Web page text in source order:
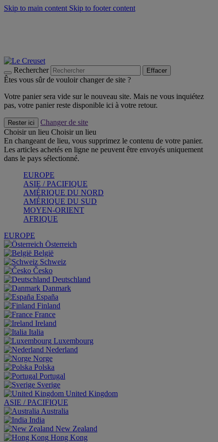
Skip to main content Skip to footer content
Rechercher Effacer
Êtes vous sûr de vouloir changer de site ?
Votre panier sera vide sur le nouveau site. Mais ne vous inquiétez
pas, votre panier reste disponible ici à votre retour.
Rester ici
Changer de site
Choisir un lieu Choisir un lieu
En changeant de lieu, vous supprimez le contenu de votre panier.
Les articles achetés en ligne ne peuvent être envoyés uniquement
dans le pays sélectionné.
EUROPE
ASIE / PACIFIQUE
AMÉRIQUE DU NORD
AMÉRIQUE DU SUD
MOYEN-ORIENT
AFRIQUE
EUROPE
Österreich
België
Schweiz
Česko
Deutschland
Danmark
España
Finland
France
Ireland
Italia
Luxembourg
Nederland
Norge
Polska
Portugal
Sverige
United Kingdom
ASIE / PACIFIQUE
Australia
India
New Zealand
Hong Kong